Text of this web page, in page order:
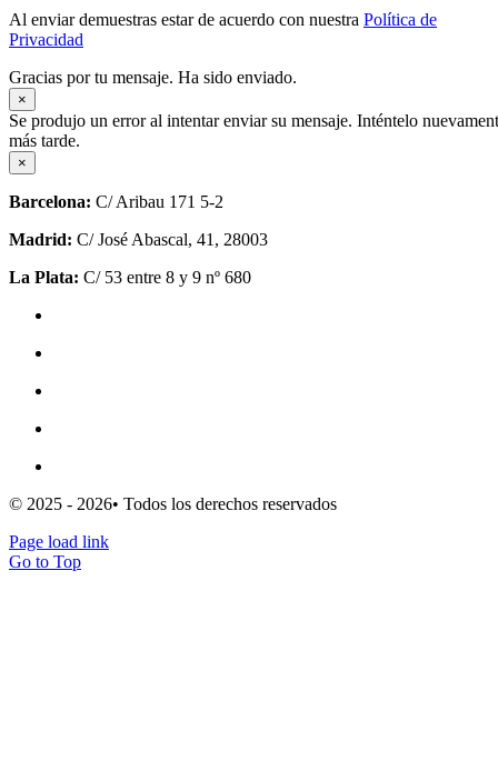
Al enviar demuestras estar de acuerdo con nuestra Política de
Privacidad
Gracias por tu mensaje. Ha sido enviado.
×
Se produjo un error al intentar enviar su mensaje. Inténtelo
más tarde.
×
Barcelona: C/ Aribau 171 5-2
Madrid: C/ José Abascal, 41, 28003
La Plata: C/ 53 entre 8 y 9 nº 680
© 2025 - 2026• Todos los derechos reservados
Page load link
Go to Top